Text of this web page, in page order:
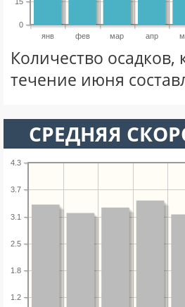
янв фев мар апр
0
Количество
течение июня
СРЕДНЯЯ
1.2
1.8
2.5
3.1
3.7
4.3